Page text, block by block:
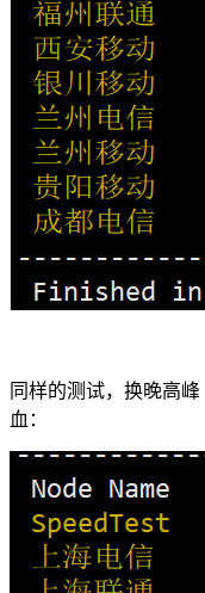
同样的测试，换晚高
血：